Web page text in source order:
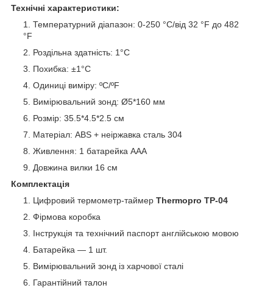
Технічні характеристики:
Температурний діапазон: 0-250 °C/від 32 °F до 482
°F
Роздільна здатність: 1°C
Похибка: ±1°C
Одиниці виміру: ºС/ºF
Вимірювальний зонд: Ø5*160 мм
Розмір: 35.5*4.5*2.5 см
Матеріал: ABS + неіржавка сталь 304
Живлення: 1 батарейка ААА
Довжина вилки 16 см
Комплектація
Цифровий термометр-таймер Thermopro TP-04
Фірмова коробка
Інструкція та технічний паспорт англійською мовою
Батарейка — 1 шт.
Вимірювальний зонд із харчової сталі
Гарантійний талон